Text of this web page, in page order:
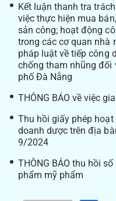
Kết luận thanh tra
việc thực hiện mua
sản công; hoạt động
trong các cơ quan nhà
pháp luật về tiếp công
chống tham nhũng đối
phố Đà Nẵng
THÔNG BÁO về việc
Thu hồi giấy phép
doanh dược trên địa
9/2024
THÔNG BÁO thu hồi
phẩm mỹ phẩm